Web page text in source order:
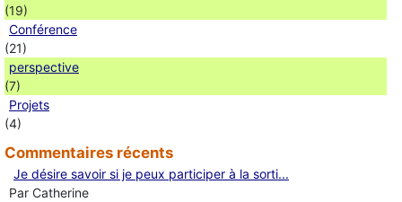
(19)
Conférence
(21)
perspective
(7)
Projets
(4)
Commentaires récents
Je désire savoir si je peux participer à la sorti...
Par Catherine